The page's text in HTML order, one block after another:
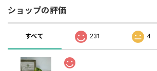
ショップの評価
すべて 231 4